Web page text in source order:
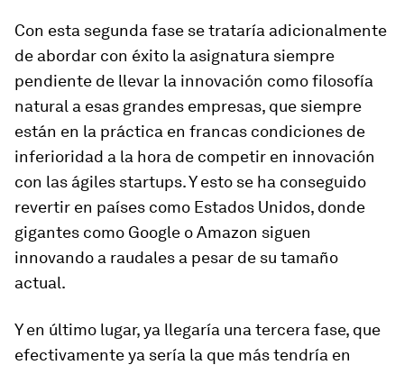
Con esta segunda fase se trataría adicionalmente
de abordar con éxito la asignatura siempre
pendiente de llevar la innovación como filosofía
natural a esas grandes empresas, que siempre
están en la práctica en francas condiciones de
inferioridad a la hora de competir en innovación
con las ágiles startups. Y esto se ha conseguido
revertir en países como Estados Unidos, donde
gigantes como Google o Amazon siguen
innovando a raudales a pesar de su tamaño
actual.
Y en último lugar, ya llegaría una tercera fase, que
efectivamente ya sería la que más tendría en